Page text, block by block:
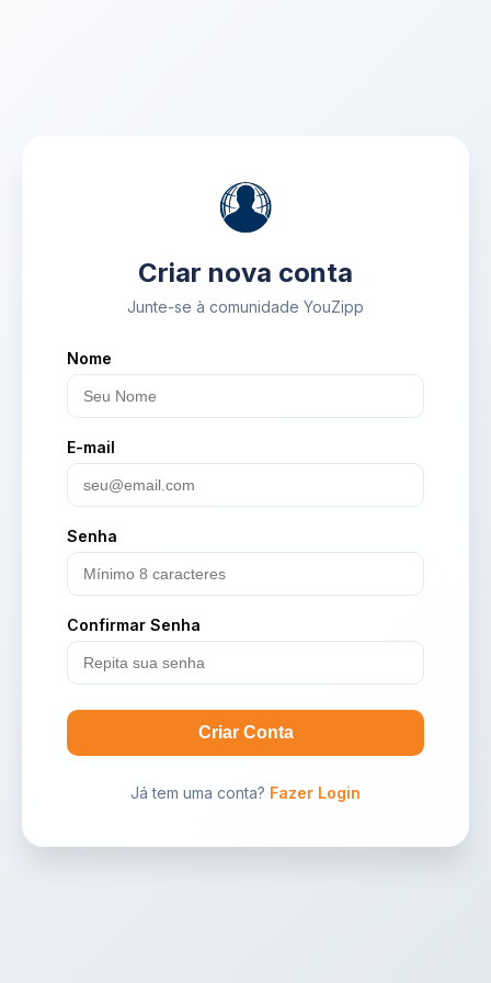
Criar nova conta
Junte-se à comunidade YouZipp
Nome
E-mail
Senha
Confirmar Senha
Criar Conta
Já tem uma conta? Fazer Login